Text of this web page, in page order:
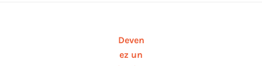
Deven
ez un